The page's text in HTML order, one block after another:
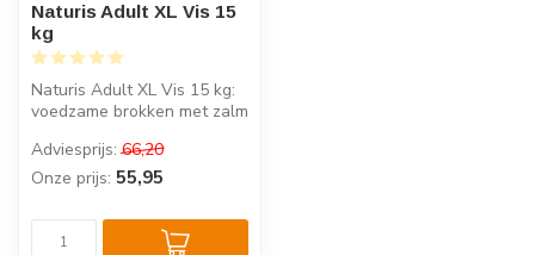
Naturis Adult XL Vis 15
kg
Naturis Adult XL Vis 15 kg:
voedzame brokken met zalm
30...
Adviesprijs: 66,20
Onze prijs: 55,95